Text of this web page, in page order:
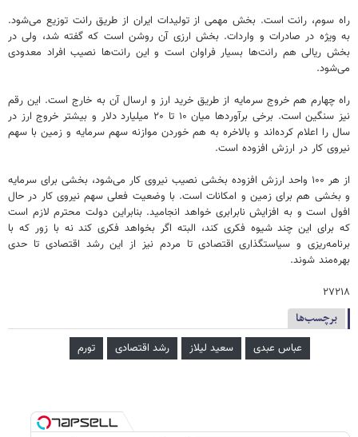
راه سوم، رانت است. بخش مهمی از تولیدات ایران از طریق رانت توزیع می‌شود.
به ویژه در صادرات و واردات. بخش ارزی آن روشن است که گفته شد، ولی در
بخش ریالی هم رانت‌ها بسیار فراوان است و این رانت‌ها نصیب افراد معدودی
می‌شود.
راه چهارم هم خروج سرمایه از طریق خرید ارز و ارسال آن به خارج است. این رقم
نیز سنگین است. برخی برآوردها میان ۱۰ تا ۲۰ میلیارد دلار و بیشتر خروج ارز در
سال را اعلام کرده‌اند و بالاخره به هم خوردن موازنه سهم سرمایه و زمین با سهم
نیروی کار در ارزش افزوده است.
از هر ۱۰۰ واحد ارزش افزوده بخشی نصیب نیروی کار می‌شود، بخشی برای سرمایه
و بخشی هم برای زمین و امکانات است. با وضعیت فعلی سهم نیروی کار در حال
افول است و به افزایش نابرابری خواهد انجامید. بنابراین دولت محترم لازم است
که برای این چند شیوه فکری کند، البته اگر بخواهد فکری کند نه با زور که با
برنامه‌ریزی و سیاستگذاری اقتصادی تا مردم نیز از این رشد اقتصادی تا حدی
بهره‌مند شوند.
۲۷۲۱۸
برچسب‌ها
عباس عبدی سعید لیلاز رشد اقتصادی تورم